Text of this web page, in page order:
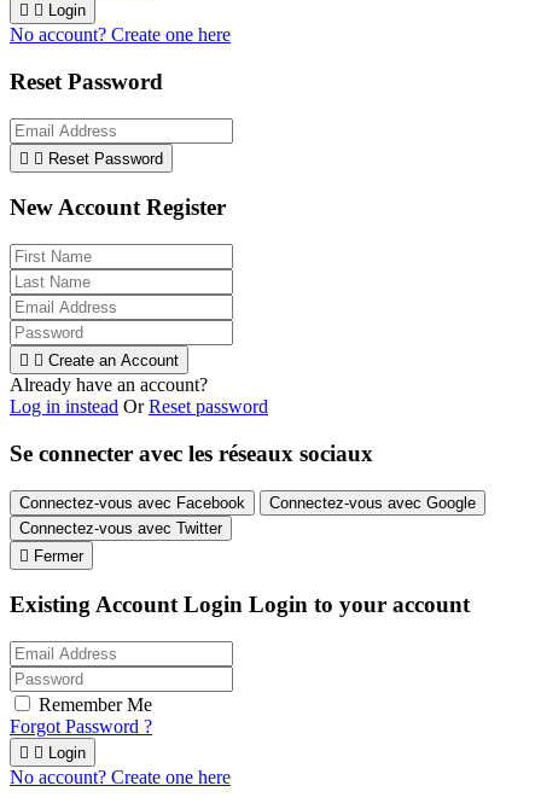
  Login
No account? Create one here
Reset Password
  Reset Password
New Account Register
  Create an Account
Already have an account?
Log in instead OrReset password
Se connecter avec les réseaux sociaux
Connectez-vous avec Facebook
Connectez-vous avec Google
Connectez-vous avec Twitter
 Fermer
Existing Account Login Login to your account
Remember Me
Forgot Password ?
  Login
No account? Create one here